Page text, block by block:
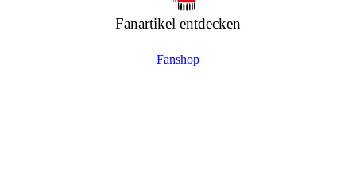
Fanartikel entdecken
Fanshop